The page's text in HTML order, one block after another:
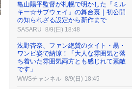
亀山陽平監督が札幌で明かした『ミル
キー☆サブウェイ』の舞台裏｜初公開
の知られざる設定から新作まで
SASARU 8/9(日) 18:48
浅野杏奈、ファン絶賛のタイト・黒・
ワンピ姿で納涼！「大人な雰囲気と落
ち着いた雰囲気両方とも感じれて素敵
です」
WWSチャンネル 8/9(日) 18:45